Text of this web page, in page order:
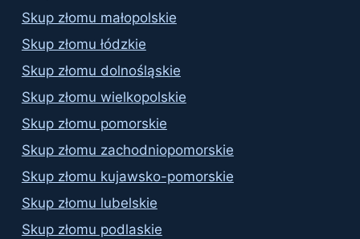
Skup złomu małopolskie
Skup złomu łódzkie
Skup złomu dolnośląskie
Skup złomu wielkopolskie
Skup złomu pomorskie
Skup złomu zachodniopomorskie
Skup złomu kujawsko-pomorskie
Skup złomu lubelskie
Skup złomu podlaskie